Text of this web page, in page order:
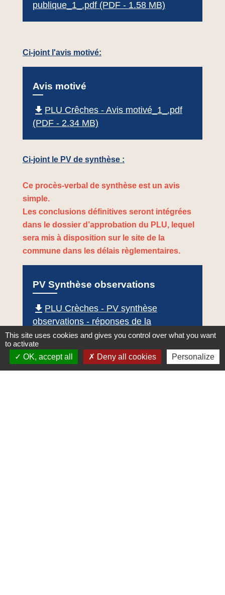
publique_1_.pdf (PDF - 1.58 MB)
Ci-joint l'avis motivé:
Avis motivé
file_download PLU Crêches - Avis motivé_1_.pdf
(PDF - 2.34 MB)
Ci-joint le PV de synthèse :
Ce procès-verbal de synthèse est un avis
simple.
Les conclusions définitives seront intégrées
dans le dossier d’approbation du PLU, lequel
sera mis à disposition sur le site de la
commune dans les délais règlementaires.
PV Synthèse observations
file_download PLU Crèches - PV synthèse
observations - réponses de la
commune_1_.pdf (PDF - 33.27 MB)
This site uses cookies and gives you control over what you want
to activate
OK, accept all
Deny all cookies Personalize